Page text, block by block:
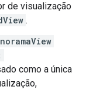
de visualização
.
como a única